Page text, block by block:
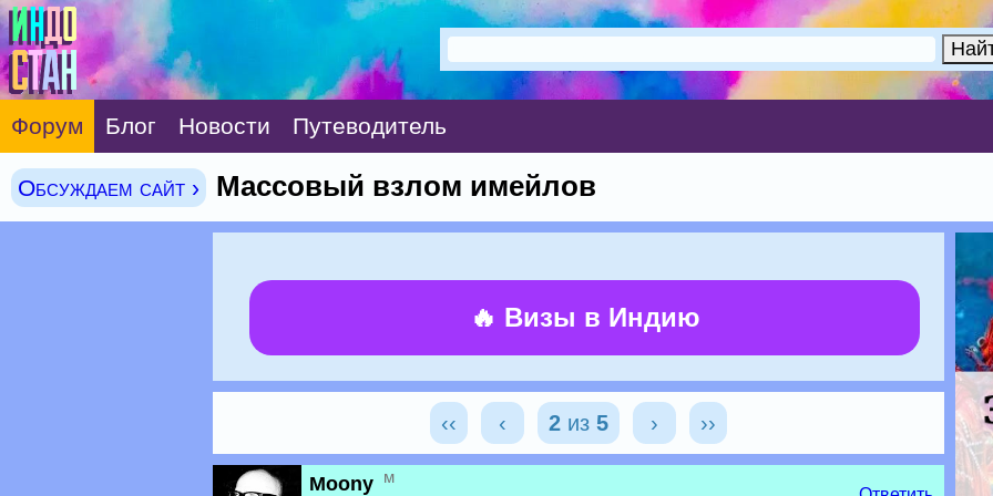
Форум Блог Новости Путеводитель
Обсуждаем сайт › Массовый взлом имейлов
🔥 Визы в Индию
‹‹ ‹ 2 из 5 › ››
Moony м